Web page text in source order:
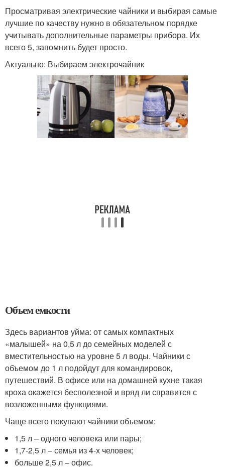
Просматривая электрические чайники и выбирая самые
лучшие по качеству нужно в обязательном порядке
учитывать дополнительные параметры прибора. Их
всего 5, запомнить будет просто.
Актуально: Выбираем электрочайник
Объем емкости
Здесь вариантов уйма: от самых компактных
«малышей» на 0,5 л до семейных моделей с
вместительностью на уровне 5 л воды. Чайники с
объемом до 1 л подойдут для командировок,
путешествий. В офисе или на домашней кухне такая
кроха окажется бесполезной и вряд ли справится с
возложенными функциями.
Чаще всего покупают чайники объемом:
1,5 л – одного человека или пары;
1,7-2,5 л – семья из 4-х человек;
больше 2,5 л – офис.